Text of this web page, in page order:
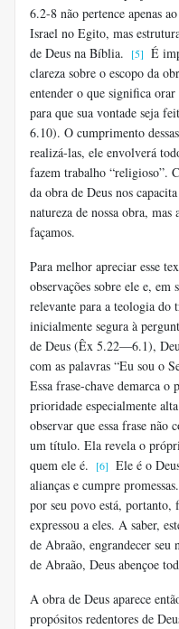
6.2-8 não pertence apenas
Israel no Egito, mas
de Deus na Bíblia.
[5] É
clareza sobre o escopo da
entender o que significa
para que sua vontade seja
6.10). O cumprimento
realizá-las, ele envolverá
fazem trabalho “religioso”.
da obra de Deus nos
natureza de nossa obra,
façamos.
Para melhor apreciar esse
observações sobre ele e, em
relevante para a teologia do
inicialmente segura à
de Deus (Êx 5.22—6.1),
com as palavras “Eu sou o
Essa frase-chave demarca o
prioridade especialmente
observar que essa frase não
um título. Ela revela o
quem ele é.
[6] Ele é o
alianças e cumpre
por seu povo está, portanto,
expressou a eles. A saber,
de Abraão, engrandecer
de Abraão, Deus abençoe
A obra de Deus aparece
propósitos redentores de